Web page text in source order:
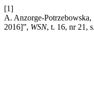
[1]
A. Anzorge-Potrzebowska,
2016]”, WSN, t. 16, nr 21,